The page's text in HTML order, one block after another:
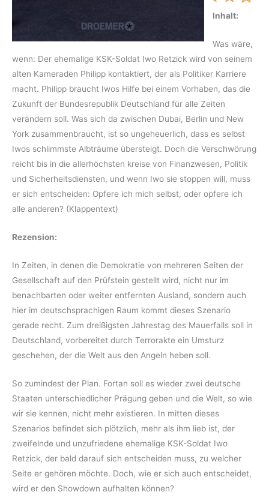
Inhalt:
Was wäre,
wenn: Der ehemalige KSK-Soldat Iwo Retzick wird von seinem
alten Kameraden Philipp kontaktiert, der als Politiker Karriere
macht. Philipp braucht Iwos Hilfe bei einem Vorhaben, das die
Zukunft der Bundesrepublik Deutschland für alle Zeiten
verändern soll. Was sich da zwischen Dubai, Berlin und New
York zusammenbraucht, ist so ungeheuerlich, dass es selbst
Iwos schlimmste Albträume übersteigt. Doch die Verschwörung
reicht bis in die allerhöchsten kreise von Finanzwesen, Politik
und Sicherheitsdiensten, und wenn Iwo sie stoppen will, muss
er sich entscheiden: Opfere ich mich selbst, oder opfere ich
alle anderen? (Klappentext)
Rezension:
In Zeiten, in denen die Demokratie von mehreren Seiten der
Gesellschaft auf den Prüfstein gestellt wird, nicht nur im
benachbarten oder weiter entfernten Ausland, sondern auch
hier im deutschsprachigen Raum kommt dieses Szenario
gerade recht. Zum dreißigsten Jahrestag des Mauerfalls soll in
Deutschland, vorbereitet durch Terrorakte ein Umsturz
geschehen, der die Welt aus den Angeln heben soll.
So zumindest der Plan. Fortan soll es wieder zwei deutsche
Staaten unterschiedlicher Prägung geben und die Welt, so wie
wir sie kennen, nicht mehr existieren. In mitten dieses
Szenarios befindet sich plötzlich, mehr als ihm lieb ist, der
zweifelnde und unzufriedene ehemalige KSK-Soldat Iwo
Retzick, der bald darauf sich entscheiden muss, zu welcher
Seite er gehören möchte. Doch, wie er sich auch entscheidet,
wird er den Showdown aufhalten können?